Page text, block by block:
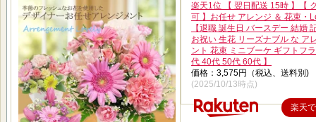
楽天1位 【 翌日配送 15時 】【
可 】お任せ アレンジ ＆ 花束・
【退職 誕生日 バースデー 結婚
お祝い 生花 リーズナブル な ア
ント 花束 ミニブーケ ギフトフ
代 40代 50代 60代 】
価格：3,575円（税込、送料別)
(2025/10/13時点)
楽天